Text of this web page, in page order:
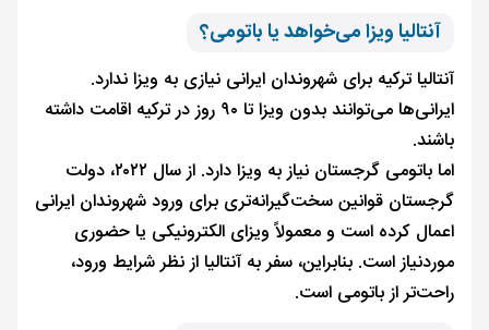
آنتالیا ویزا می‌خواهد یا باتومی؟
آنتالیا ترکیه برای شهروندان ایرانی نیازی به ویزا ندارد.
ایرانی‌ها می‌توانند بدون ویزا تا ۹۰ روز در ترکیه اقامت داشته
باشند.
اما باتومی گرجستان نیاز به ویزا دارد. از سال ۲۰۲۲، دولت
گرجستان قوانین سخت‌گیرانه‌تری برای ورود شهروندان ایرانی
اعمال کرده است و معمولاً ویزای الکترونیکی یا حضوری
موردنیاز است. بنابراین، سفر به آنتالیا از نظر شرایط ورود،
راحت‌تر از باتومی است.